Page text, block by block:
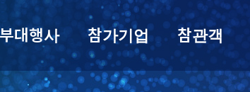
대행사 참가기업 참관객